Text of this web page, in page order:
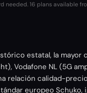
needed.16 plans available
estatal, la mayor
Vodafone NL (5G
relación calidad-
europeo Schuko,